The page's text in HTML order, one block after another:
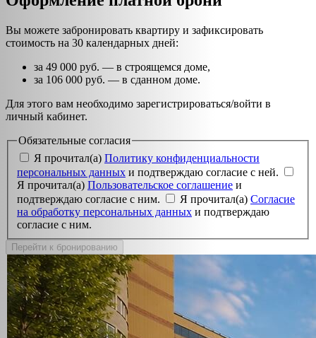
Вы можете забронировать квартиру и зафиксировать
стоимость на 30 календарных дней:
за 49 000 руб. — в строящемся доме,
за 106 000 руб. — в сданном доме.
Для этого вам необходимо зарегистрироваться/войти в
личный кабинет.
Обязательные согласия
Я прочитал(а) Политику конфиденциальности
персональных данных и подтверждаю согласие с ней.
Я прочитал(а) Пользовательское соглашение
подтверждаю согласие с ним.
Я прочитал(а) Согласие
на обработку персональных данных
согласие с ним.
Перейти к бронированию